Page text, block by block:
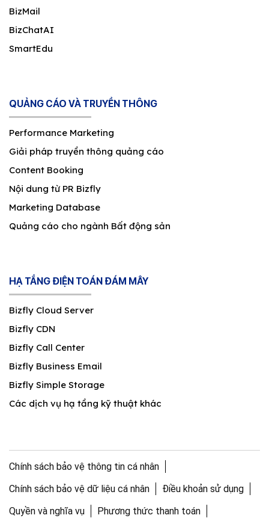
BizMail
BizChatAI
SmartEdu
QUẢNG CÁO VÀ TRUYỀN THÔNG
Performance Marketing
Giải pháp truyền thông quảng cáo
Content Booking
Nội dung từ PR Bizfly
Marketing Database
Quảng cáo cho ngành Bất động sản
HẠ TẦNG ĐIỆN TOÁN ĐÁM MÂY
Bizfly Cloud Server
Bizfly CDN
Bizfly Call Center
Bizfly Business Email
Bizfly Simple Storage
Các dịch vụ hạ tầng kỹ thuật khác
Chính sách bảo vệ thông tin cá nhân
Chính sách bảo vệ dữ liệu cá nhân
Điều khoản sử dụng
Quyền và nghĩa vụ
Phương thức thanh toán